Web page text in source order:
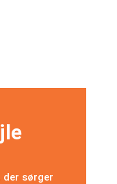
sørger